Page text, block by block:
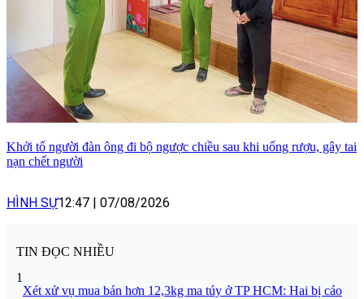
Khởi tố người đàn ông đi bộ ngược chiều sau khi uống rượu, gây tai
nạn chết người
HÌNH SỰ12:47 | 07/08/2026
TIN ĐỌC NHIỀU
1
Xét xử vụ mua bán hơn 12,3kg ma túy ở TP HCM: Hai bị cáo